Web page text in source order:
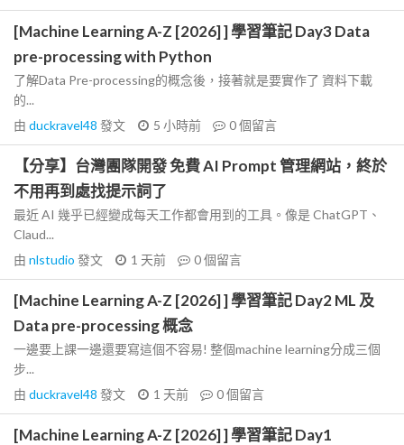
[Machine Learning A-Z [2026] ] 學習筆記 Day3 Data
pre-processing with Python
了解Data Pre-processing的概念後，接著就是要實作了 資料下載
的...
由 duckravel48 發文 5 小時前 0個留言
【分享】台灣團隊開發 免費 AI Prompt 管理網站，終於
不用再到處找提示詞了
最近 AI 幾乎已經變成每天工作都會用到的工具。像是 ChatGPT、
Claud...
由 nlstudio 發文 1 天前 0個留言
[Machine Learning A-Z [2026] ] 學習筆記 Day2 ML 及
Data pre-processing 概念
一邊要上課一邊還要寫這個不容易! 整個machine learning分成三個
步...
由 duckravel48 發文 1 天前 0個留言
[Machine Learning A-Z [2026] ] 學習筆記 Day1